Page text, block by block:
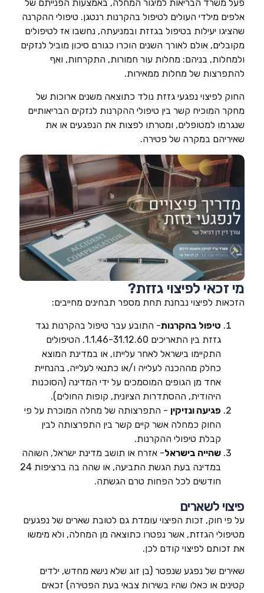
פעל משרד הבריאות למיגור המחלה, באמצעות הפנייתם של
אלפים מילדי העולים לטיפול בהקרנות רנטגן. טיפולי ההקרנה
שהציגו יעילות בטיפול בגזזת ובמניעתה, נחשבו אז לטיפולים
מקובלים, אולם לאורך השנים הוכרו כגורם סיכון מוביל לנזקים
ולמחלות, בניהם: מחלות עור חמורות, התקרחות, ואף
להתפרצות של מחלות ממאירות.
החוק לפיצוי נפגעי גזזת נולד כתוצאה משנים ארוכות של
מחקר המוכיח קשר בין טיפולי ההקרנות לנזקים הבריאותיים
שנגרמו למטופלים, ומטרתו לפצות את הנפגעים או את
שאיריהם במקרה של פטירה.
מי זכאי לפיצוי גזזת?
הזכאות לפיצוי נבחנת תחת מספר תבחינים מחייבים:
טיפול בהקרנות- התובע עבר טיפול בהקרנות נגד
גזזת בין התאריכים 1.1.46-31.12.60. הטיפולים
התקיימו בישראל לאחר עלייתו, או במדינת המוצא
כחלק מההכנה לעלייה ו/או כתנאי לעלייה, בהנחיית
אחד מן הגופים המוסמכים על ידי המדינה (הסוכנות
היהודית, ההסתדרות הציונית, קופות החולים).
פגיעה ונזיקין - התפרצותה של מחלה המוכרת על פי
החוק כמחלה אשר קיים קשר בין התפרצותה לבין
קבלת טיפולי ההקרנות.
שהייה בישראל- אזרח או תושב מדינת ישראל, השוהה
במדינה בעת הגשת התביעה, או שהה בה ברציפות 24
חודשים לכל הפחות טרם הגשתה.
פיצוי לשארים
על פי חוק, זכות הפיצוי עומדת גם לטובת שארים של נפגעים
מטיפולי הגזזת, אשר נפטרו כתוצאה מן המחלה, ולא מימשו
את זכותם לפיצוי קודם לכן.
שאירים של נפגע שנפטר (בן זוג שלא נישא מחדש, ילדים
קטינים או כאלו שהיו בשירות צבאי בעת הפטירה) זכאים